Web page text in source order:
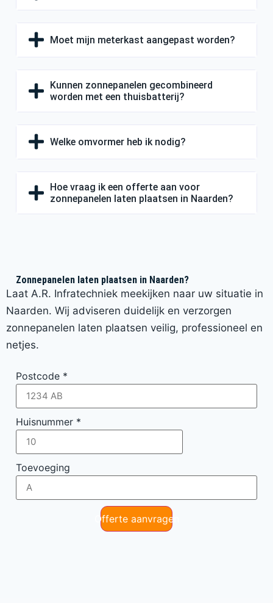
Moet mijn meterkast aangepast worden?
Kunnen zonnepanelen gecombineerd
worden met een thuisbatterij?
Welke omvormer heb ik nodig?
Hoe vraag ik een offerte aan voor
zonnepanelen laten plaatsen in Naarden?
Zonnepanelen laten plaatsen in Naarden?
Laat A.R. Infratechniek meekijken naar uw situatie in
Naarden. Wij adviseren duidelijk en verzorgen
zonnepanelen laten plaatsen veilig, professioneel en
netjes.
Postcode *
Huisnummer *
Toevoeging
Offerte aanvragen